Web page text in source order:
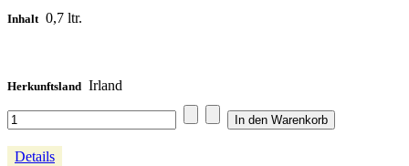
Inhalt 0,7 ltr.
Herkunftsland Irland
Details